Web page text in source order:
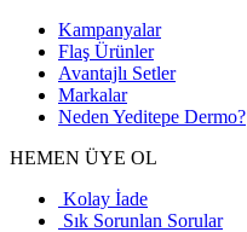
Kampanyalar
Flaş Ürünler
Avantajlı Setler
Markalar
Neden Yeditepe Dermo?
HEMEN ÜYE OL
Kolay İade
Sık Sorunlan Sorular